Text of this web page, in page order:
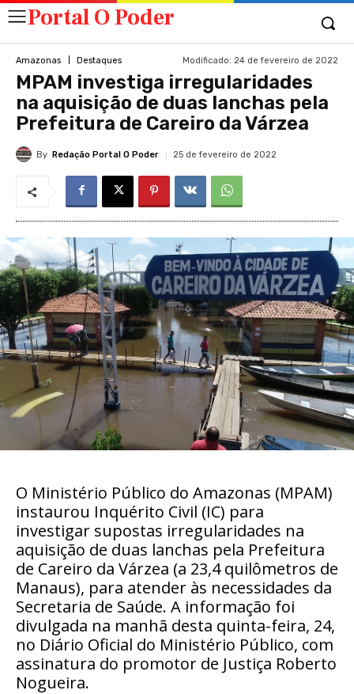
Portal O Poder
Amazonas Destaques Modificado: 24 de fevereiro de 2022
MPAM investiga irregularidades
na aquisição de duas lanchas pela
Prefeitura de Careiro da Várzea
By Redação Portal O Poder 25 de fevereiro de 2022
O Ministério Público do Amazonas (MPAM)
instaurou Inquérito Civil (IC) para
investigar supostas irregularidades na
aquisição de duas lanchas pela Prefeitura
de Careiro da Várzea (a 23,4 quilômetros de
Manaus), para atender às necessidades da
Secretaria de Saúde. A informação foi
divulgada na manhã desta quinta-feira, 24,
no Diário Oficial do Ministério Público, com
assinatura do promotor de Justiça Roberto
Nogueira.